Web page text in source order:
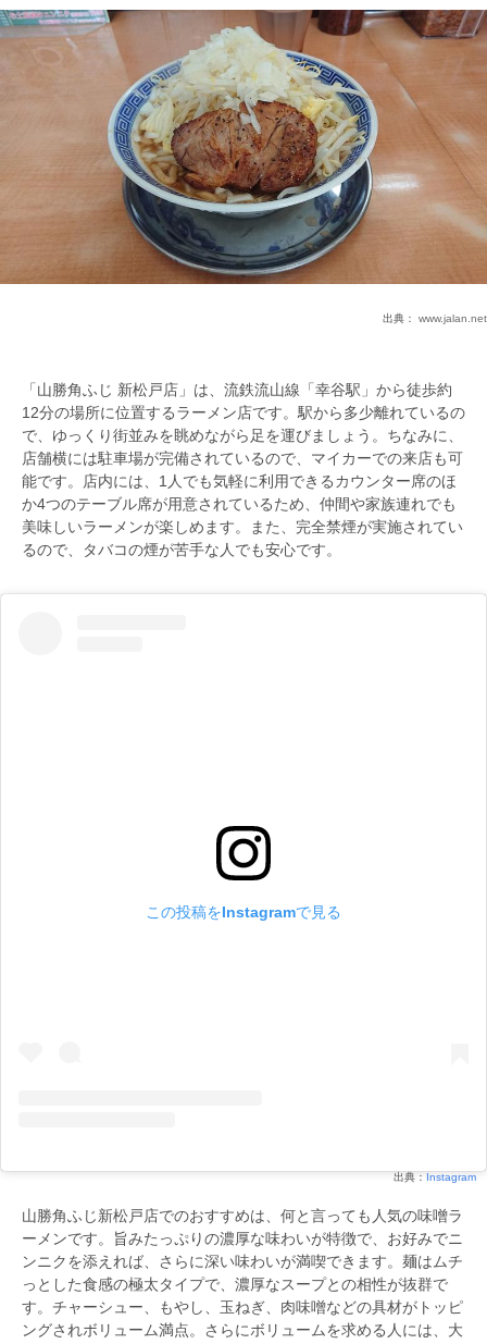
出典： www.jalan.net
「山勝角ふじ 新松戸店」は、流鉄流山線「幸谷駅」から徒歩約
12分の場所に位置するラーメン店です。駅から多少離れているの
で、ゆっくり街並みを眺めながら足を運びましょう。ちなみに、
店舗横には駐車場が完備されているので、マイカーでの来店も可
能です。店内には、1人でも気軽に利用できるカウンター席のほ
か4つのテーブル席が用意されているため、仲間や家族連れでも
美味しいラーメンが楽しめます。また、完全禁煙が実施されてい
るので、タバコの煙が苦手な人でも安心です。
この投稿をInstagramで見る
出典： Instagram
山勝角ふじ新松戸店でのおすすめは、何と言っても人気の味噌ラ
ーメンです。旨みたっぷりの濃厚な味わいが特徴で、お好みでニ
ンニクを添えれば、さらに深い味わいが満喫できます。麺はムチ
っとした食感の極太タイプで、濃厚なスープとの相性が抜群で
す。チャーシュー、もやし、玉ねぎ、肉味噌などの具材がトッピ
ングされボリューム満点。さらにボリュームを求める人には、大